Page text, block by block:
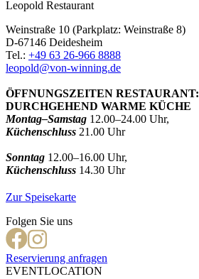
Leopold Restaurant
Weinstraße 10 (Parkplatz: Weinstraße 8)
D-67146 Deidesheim
Tel.: +49 63 26-966 8888
leopold@von-winning.de
ÖFFNUNGSZEITEN RESTAURANT:
DURCHGEHEND WARME KÜCHE
Montag–Samstag 12.00–24.00 Uhr,
Küchenschluss 21.00 Uhr
Sonntag 12.00–16.00 Uhr,
Küchenschluss 14.30 Uhr
Zur Speisekarte
Folgen Sie uns
Reservierung anfragen
EVENTLOCATION